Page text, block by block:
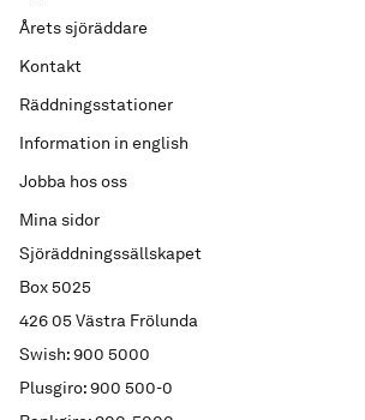
Sjöräddningssällskapet
Box 5025
426 05 Västra Frölunda
Swish: 900 5000
Plusgiro: 900 500-0
Årets sjöräddare
Kontakt
Räddningsstationer
Information in english
Jobba hos oss
Mina sidor